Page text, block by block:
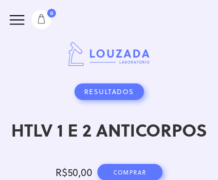
0
RESULTADOS
HTLV 1 E 2 ANTICORPOS
R$50,00 COMPRAR